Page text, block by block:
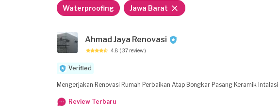
Waterproofing Jawa Barat
Ahmad Jaya Renovasi
4.8 ( 37 review )
Verified
Mengerjakan Renovasi Rumah Perbaikan Atap Bongkar Pasang Keramik
Review Terbaru